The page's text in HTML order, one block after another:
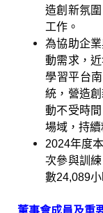
造創新氛
工作。
為協助企
動需求，
學習平台
統，營造
動不受時
場域，持續
2024年度
次參與訓
數24,089小
董事會成員及重